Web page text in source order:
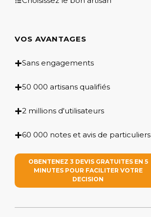
VOS AVANTAGES
Sans engagements
50 000 artisans qualifiés
2 millions d'utilisateurs
60 000 notes et avis de particuliers
OBENTENEZ 3 DEVIS GRATUITES EN 5
MINUTES POUR FACILITER VOTRE
DECISION